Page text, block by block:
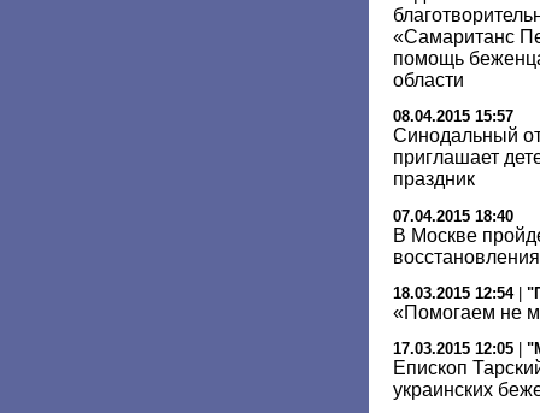
«Самаританс
помощь
области
08.04.2015 15:57
Синодальный
приглашает
праздник
07.04.2015 18:40
В Москве
18.03.2015 12:54|
«Помогаем не
17.03.2015 12:05
Епископ
украинских